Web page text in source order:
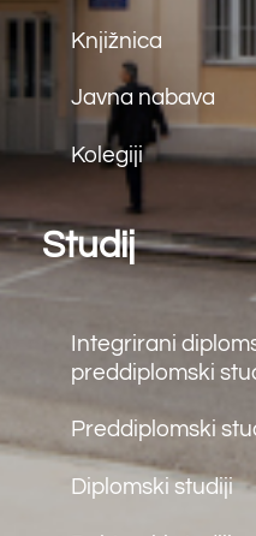
fax: (+387) 36 312 791
e.mail:farf@sum.ba
Back
© Farmaceutski fakultet
Made by